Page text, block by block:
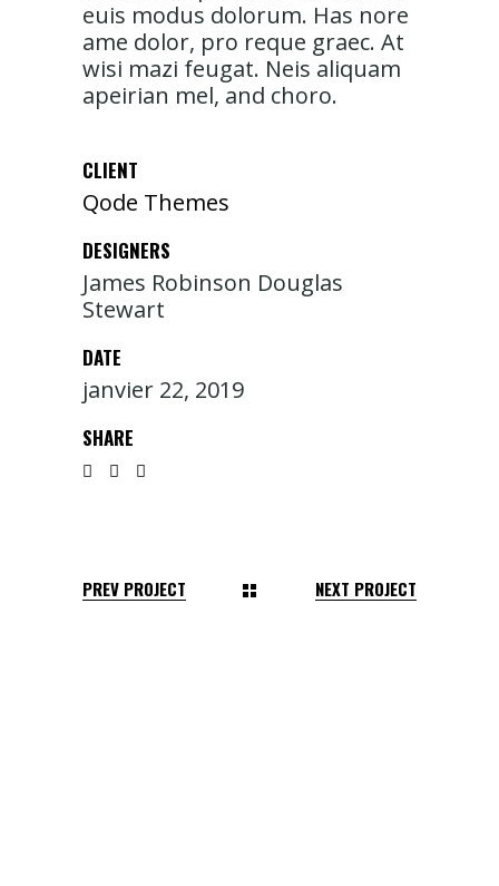
euis modus dolorum. Has nore
ame dolor, pro reque graec. At
wisi mazi feugat. Neis aliquam
apeirian mel, and choro.
CLIENT
Qode Themes
DESIGNERS
James Robinson Douglas
Stewart
DATE
janvier 22, 2019
SHARE
PREV PROJECT NEXT PROJECT